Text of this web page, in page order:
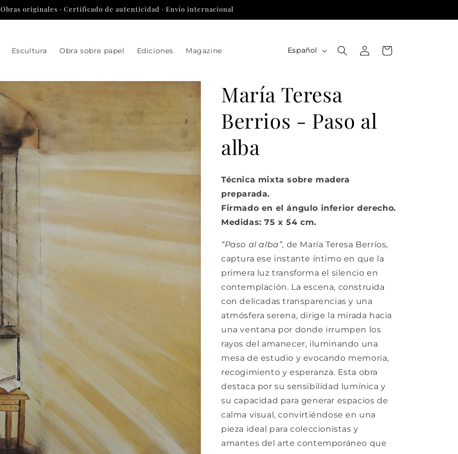
Obras originales · Certificado de autenticidad · Envío internacional
Escultura Obra sobre papel Ediciones Magazine
o
a
Español
sesión
Carrito
María Teresa
Berrios - Paso al
alba
Técnica mixta sobre madera
preparada.
Firmado en el ángulo inferior derecho.
Medidas: 75 x 54 cm.
“Paso al alba”, de María Teresa Berríos,
captura ese instante íntimo en que la
primera luz transforma el silencio en
contemplación. La escena, construida
con delicadas transparencias y una
atmósfera serena, dirige la mirada hacia
una ventana por donde irrumpen los
rayos del amanecer, iluminando una
mesa de estudio y evocando memoria,
recogimiento y esperanza. Esta obra
destaca por su sensibilidad lumínica y
su capacidad para generar espacios de
calma visual, convirtiéndose en una
pieza ideal para coleccionistas y
amantes del arte contemporáneo que